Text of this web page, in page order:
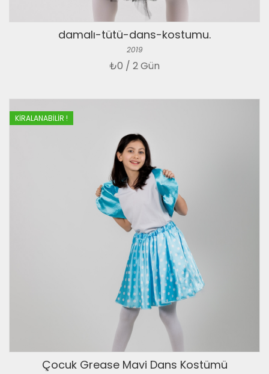
damalı-tütü-dans-kostumu.
2019
₺0 / 2 Gün
KIRALANABILIR !
Çocuk Grease Mavi Dans Kostümü